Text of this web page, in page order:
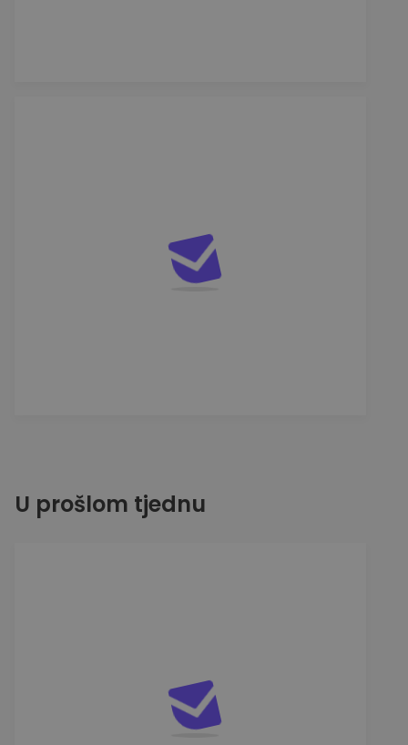
U prošlom tjednu